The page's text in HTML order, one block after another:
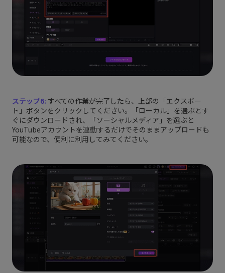
ステップ6: すべての作業が完了したら、上部の「エクスポー
ト」ボタンをクリックしてください。「ローカル」を選ぶとす
ぐにダウンロードされ、「ソーシャルメディア」を選ぶと
YouTubeアカウントを連動するだけでそのままアップロードも
可能なので、便利に利用してみてください。